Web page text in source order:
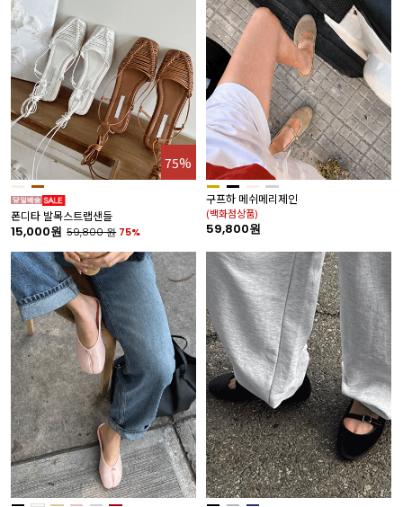
75%
폰디타 발목스트랩샌들
15,000원 59,800원 75%
구프하 메쉬메리제인
(백화점상품)
59,800원